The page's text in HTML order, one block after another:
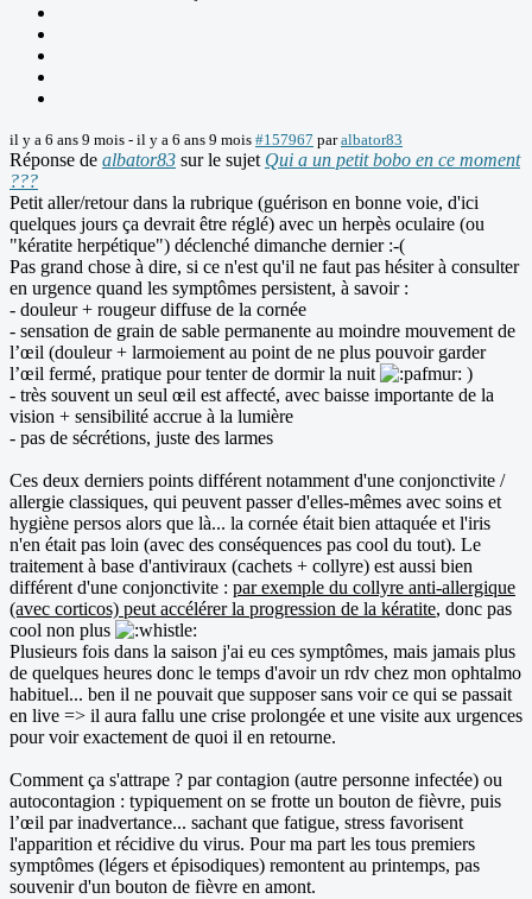
il y a 6 ans 9 mois - il y a 6 ans 9 mois #157967 paralbator83
Réponse de albator83 sur le sujet Qui a un petit bobo en ce moment
???
Petit aller/retour dans la rubrique (guérison en bonne voie, d'ici
quelques jours ça devrait être réglé) avec un herpès oculaire (ou
"kératite herpétique") déclenché dimanche dernier :-(
Pas grand chose à dire, si ce n'est qu'il ne faut pas hésiter à consulter
en urgence quand les symptômes persistent, à savoir :
- douleur + rougeur diffuse de la cornée
- sensation de grain de sable permanente au moindre mouvement de
l’œil (douleur + larmoiement au point de ne plus pouvoir garder
l’œil fermé, pratique pour tenter de dormir la nuit
)
- très souvent un seul œil est affecté, avec baisse importante de la
vision + sensibilité accrue à la lumière
- pas de sécrétions, juste des larmes
Ces deux derniers points différent notamment d'une conjonctivite /
allergie classiques, qui peuvent passer d'elles-mêmes avec soins et
hygiène persos alors que là... la cornée était bien attaquée et l'iris
n'en était pas loin (avec des conséquences pas cool du tout). Le
traitement à base d'antiviraux (cachets + collyre) est aussi bien
différent d'une conjonctivite : par exemple du collyre anti-allergique
(avec corticos) peut accélérer la progression de la kératite, donc pas
cool non plus
Plusieurs fois dans la saison j'ai eu ces symptômes, mais jamais plus
de quelques heures donc le temps d'avoir un rdv chez mon ophtalmo
habituel... ben il ne pouvait que supposer sans voir ce qui se passait
en live => il aura fallu une crise prolongée et une visite aux urgences
pour voir exactement de quoi il en retourne.
Comment ça s'attrape ? par contagion (autre personne infectée) ou
autocontagion : typiquement on se frotte un bouton de fièvre, puis
l’œil par inadvertance... sachant que fatigue, stress favorisent
l'apparition et récidive du virus. Pour ma part les tous premiers
symptômes (légers et épisodiques) remontent au printemps, pas
souvenir d'un bouton de fièvre en amont.